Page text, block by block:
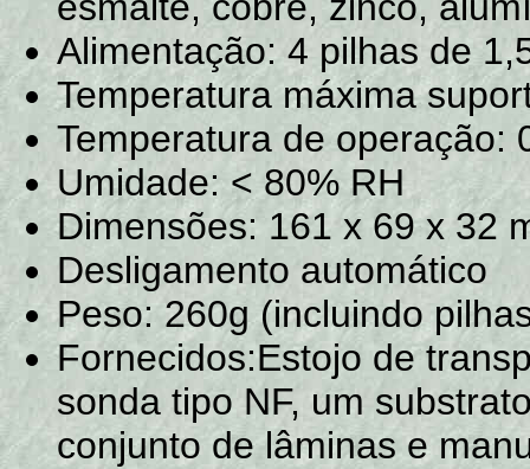
Alimentação: 4 pilhas de
Temperatura máxima
Temperatura de operação:
Umidade: < 80% RH
Dimensões: 161 x 69 x 32
Desligamento automático
Peso: 260g (incluindo
Fornecidos:Estojo de
sonda tipo NF, um
conjunto de lâminas e